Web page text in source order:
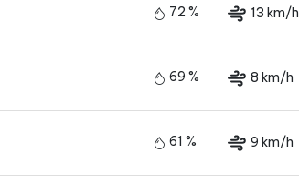
72 % 13 km/h
69 % 8 km/h
61 % 9 km/h